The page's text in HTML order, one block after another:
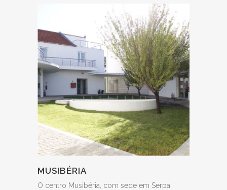
MUSIBÉRIA
O centro Musibéria, com sede em Serpa,